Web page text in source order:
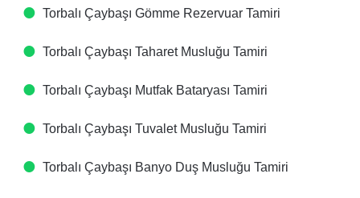
Torbalı Çaybaşı Gömme Rezervuar Tamiri
Torbalı Çaybaşı Taharet Musluğu Tamiri
Torbalı Çaybaşı Mutfak Bataryası Tamiri
Torbalı Çaybaşı Tuvalet Musluğu Tamiri
Torbalı Çaybaşı Banyo Duş Musluğu Tamiri